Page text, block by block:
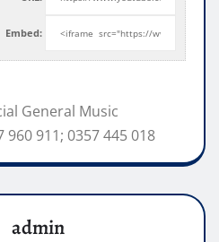
Embed:
General Music
960 911; 0357 445 018
admin